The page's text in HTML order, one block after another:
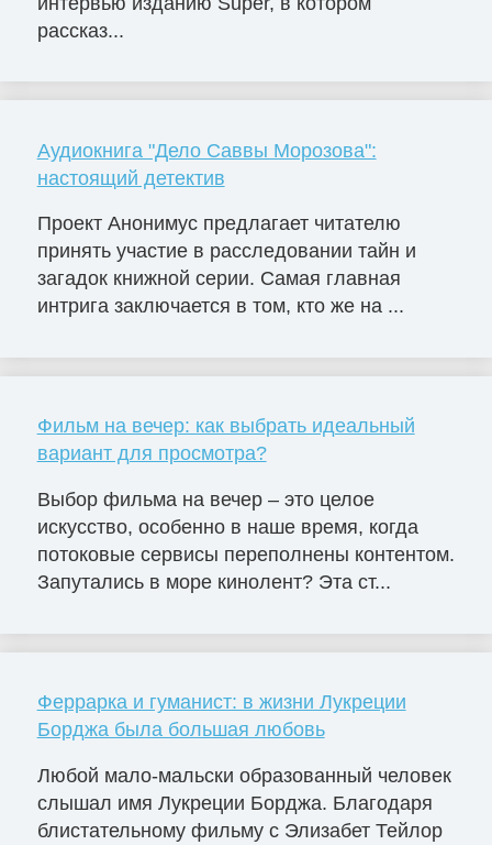
рассказ...
Аудиокнига "Дело Саввы Морозова":
настоящий детектив
Проект Анонимус предлагает читателю
принять участие в расследовании тайн и
загадок книжной серии. Самая главная
интрига заключается в том, кто же на ...
Фильм на вечер: как выбрать идеальный
вариант для просмотра?
Выбор фильма на вечер – это целое
искусство, особенно в наше время, когда
потоковые сервисы переполнены контентом.
Запутались в море кинолент? Эта ст...
Феррарка и гуманист: в жизни Лукреции
Борджа была большая любовь
Любой мало-мальски образованный человек
слышал имя Лукреции Борджа. Благодаря
блистательному фильму с Элизабет Тейлор